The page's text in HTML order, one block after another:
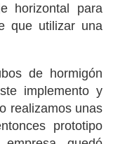
horizontal para
que utilizar una
de hormigón
implemento y
realizamos unas
prototipo